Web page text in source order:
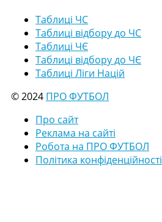
Таблиці ЧС
Таблиці відбору до ЧС
Таблиці ЧЄ
Таблиці відбору до ЧЄ
Таблиці Ліги Націй
© 2024 ПРО ФУТБОЛ
Про сайт
Реклама на сайті
Робота на ПРО ФУТБОЛ
Політика конфіденційності